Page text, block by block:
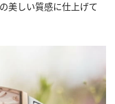
美しい質感に仕上げて